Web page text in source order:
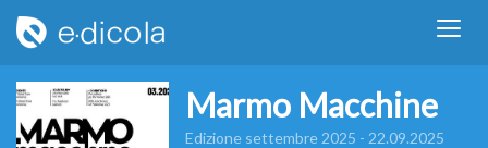
Marmo Macchine
Edizione settembre 2025 - 22.09.2025